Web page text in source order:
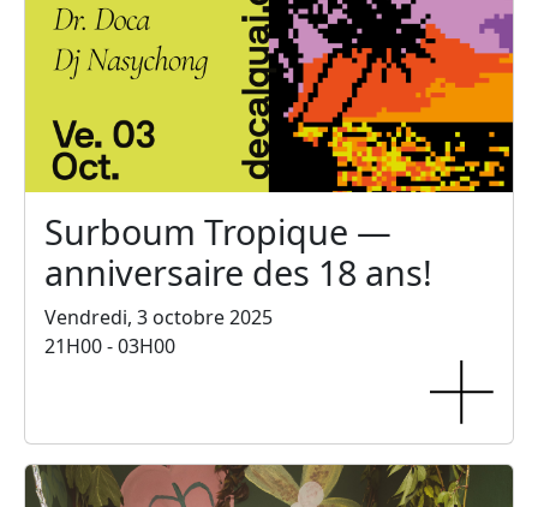
Surboum Tropique —
anniversaire des 18 ans!
Vendredi, 3 octobre 2025
21H00 - 03H00